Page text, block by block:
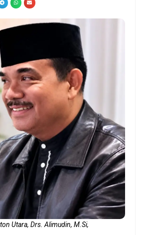
Utara, Drs. Alimudin, M.Si,